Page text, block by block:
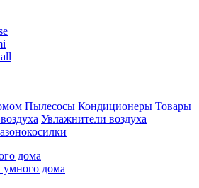
Пылесосы Кондиционеры Товары
Увлажнители воздуха
дома
дома